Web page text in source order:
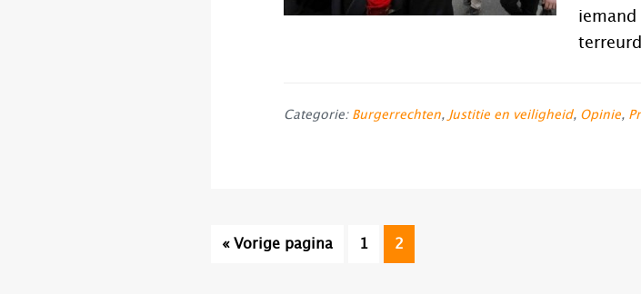
Categorie: Burgerrechten, Justitie en veiligheid, Opinie,
« Ga
Vorige pagina Pagina
1 Pagina
2